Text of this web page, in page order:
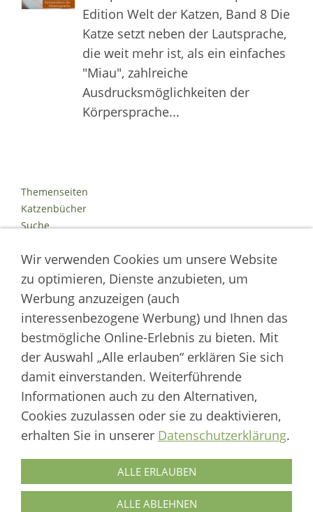
Edition Welt der Katzen, Band 8 Die
Katze setzt neben der Lautsprache,
die weit mehr ist, als ein einfaches
"Miau", zahlreiche
Ausdrucksmöglichkeiten der
Körpersprache...
Themenseiten
Katzenbücher
Suche
Impressum
Datenschutz
Cookies
Autor der Welt der Katzen
___________________
Fortpflanzung von Hauskatzen und Wildkatzenarten
Artikel werden regelmäßig aktualisiert und neue Forschungsergebnisse
berücksichtigt.
Autor & Redaktion: Marcus Skupin · Katzenforschung | Katzenwissen |
Katzenhaltung
© 1999–2026 Welt der Katzen – Alle Rechte vorbehalten
Wir verwenden Cookies um unsere Website
zu optimieren, Dienste anzubieten, um
Werbung anzuzeigen (auch
interessenbezogene Werbung) und Ihnen das
bestmögliche Online-Erlebnis zu bieten. Mit
der Auswahl „Alle erlauben“ erklären Sie sich
damit einverstanden. Weiterführende
Informationen auch zu den Alternativen,
Cookies zuzulassen oder sie zu deaktivieren,
erhalten Sie in unserer Datenschutzerklärung.
ALLE ERLAUBEN
ALLE ABLEHNEN